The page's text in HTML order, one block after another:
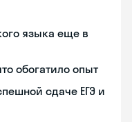
языка еще в
обогатило опыт
сдаче ЕГЭ и